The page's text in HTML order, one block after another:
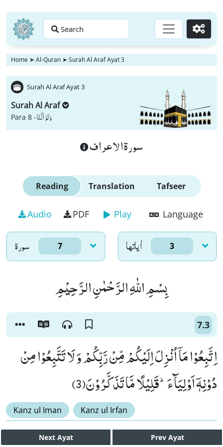
Search Go
Home ➤ Al-Quran ➤ Surah Al Araf Ayat 3
Surah Al Araf Ayat 3
Surah Al Araf
Para 8 -وَ لَوْ اَنَّنَا
سورة الاعراف
Reading Translation Tafseer
Audio PDF Play Language
سورۃ 7 اٰياتها 3
بِسْمِ اللّٰهِ الرَّحْمٰنِ الرَّحِیْمِ
7.3
اِتَّبِعُوْا مَاۤ اُنْزِلَ اِلَیْكُمْ مِّنْ رَّبِّكُمْ وَ لَا تَتَّبِعُوْا مِنْ
دُوْنِهٖۤ اَوْلِیَآءَؕ-قَلِیْلًا مَّا تَذَكَّرُوْنَ(3)
Kanz ul Iman Kanz ul Irfan
Next Ayat Prev Ayat